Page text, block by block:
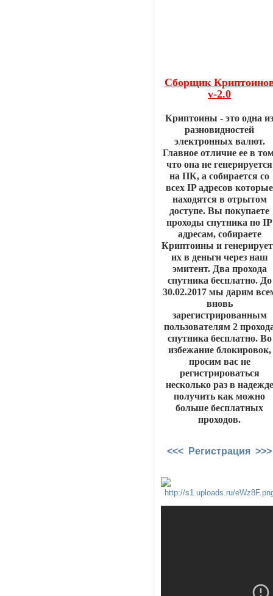
Сборщик
v-2.0
Криптоины - это одна
разновидностей
электронных валют.
Главное отличие ее в
что она не генерируется
на ПК, а собирается со
всех IP адресов которые
находятся в отрытом
доступе. Вы покупаете
проходы спутника по IP
адресам, собираете
Криптоины и
их в деньги через наш
эмитент. Два прохода
спутника бесплатно. До
30.02.2017 мы дарим
вновь
зарегистрированным
пользователям 2
спутника бесплатно. Во
избежание блокировок,
просим вас не
регистрироваться
несколько раз в надежде
получить как можно
больше бесплатных
проходов.
<<< Регистрация >>>